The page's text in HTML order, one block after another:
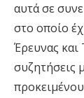
αυτά σε
στο οποίο
Έρευνας και
συζητήσεις